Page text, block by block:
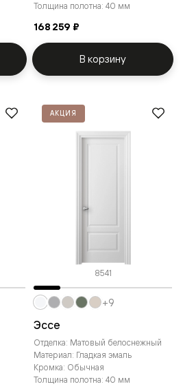
Толщина полотна: 40 мм
168 259 ₽
В корзину
АКЦИЯ
8541
Эссе
Отделка: Матовый белоснежный
Материал: Гладкая эмаль
Кромка: Обычная
Толщина полотна: 40 мм
+9